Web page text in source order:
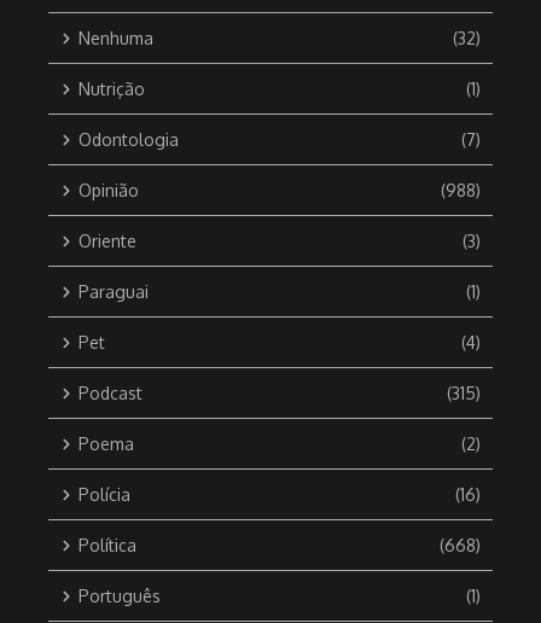
Nenhuma (32)
Nutrição (1)
Odontologia (7)
Opinião (988)
Oriente (3)
Paraguai (1)
Pet (4)
Podcast (315)
Poema (2)
Polícia (16)
Política (668)
Português (1)